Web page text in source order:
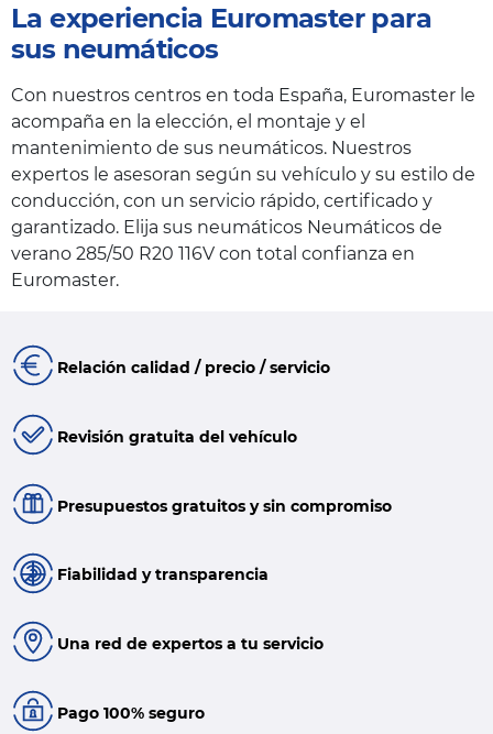
La experiencia Euromaster para
sus neumáticos
Con nuestros centros en toda España, Euromaster le
acompaña en la elección, el montaje y el
mantenimiento de sus neumáticos. Nuestros
expertos le asesoran según su vehículo y su estilo de
conducción, con un servicio rápido, certificado y
garantizado. Elija sus neumáticos Neumáticos de
verano 285/50 R20 116V con total confianza en
Euromaster.
Relación calidad / precio / servicio
Revisión gratuita del vehículo
Presupuestos gratuitos y sin compromiso
Fiabilidad y transparencia
Una red de expertos a tu servicio
Pago 100% seguro